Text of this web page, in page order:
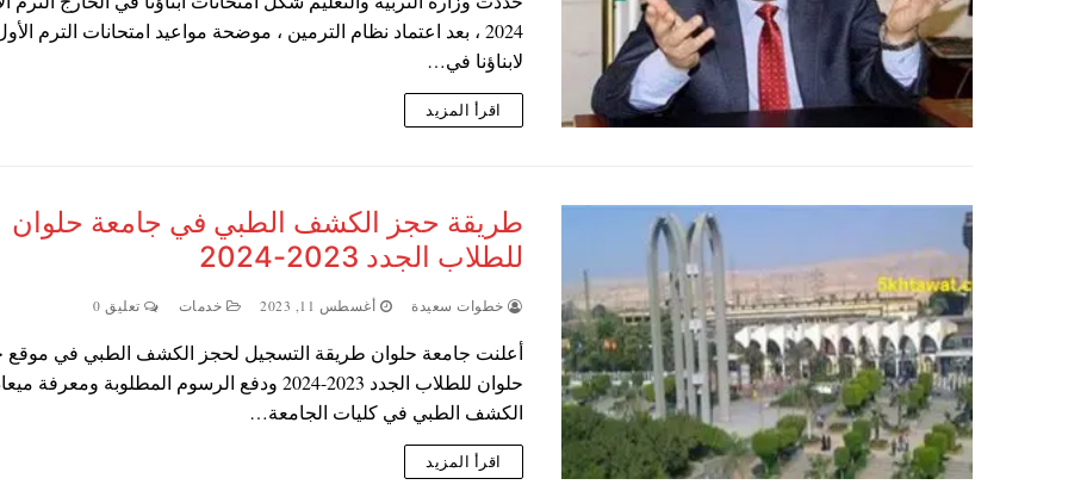
2024 ، بعد اعتماد نظام الترمين ، موضحة مواعيد امتحانات الترم
لابناؤنا في…
اقرأ المزيد
طريقة حجز الكشف الطبي في جامعة حلوان
للطلاب الجدد 2023-2024
خطوات سعيدة أغسطس 11, 2023 خدمات تعليق 0
أعلنت جامعة حلوان طريقة التسجيل لحجز الكشف الطبي في موقع
حلوان للطلاب الجدد 2023-2024 ودفع الرسوم المطلوبة ومعرفة
الكشف الطبي في كليات الجامعة…
اقرأ المزيد